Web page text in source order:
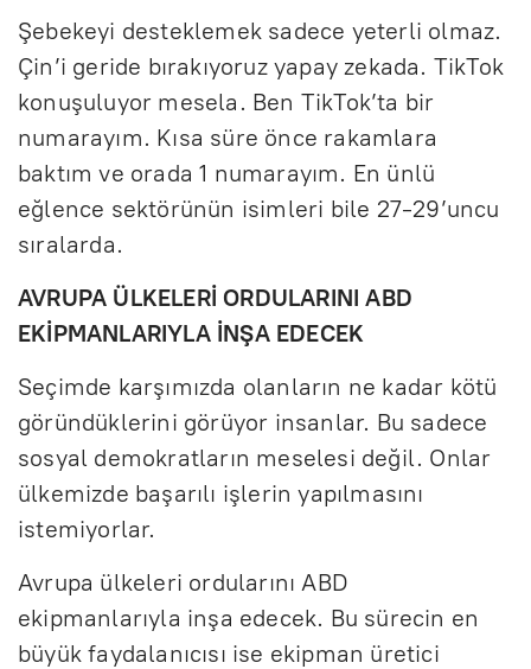
Şebekeyi desteklemek sadece yeterli olmaz.
Çin’i geride bırakıyoruz yapay zekada. TikTok
konuşuluyor mesela. Ben TikTok’ta bir
numarayım. Kısa süre önce rakamlara
baktım ve orada 1 numarayım. En ünlü
eğlence sektörünün isimleri bile 27-29’uncu
sıralarda.
AVRUPA ÜLKELERİ ORDULARINI ABD
EKİPMANLARIYLA İNŞA EDECEK
Seçimde karşımızda olanların ne kadar kötü
göründüklerini görüyor insanlar. Bu sadece
sosyal demokratların meselesi değil. Onlar
ülkemizde başarılı işlerin yapılmasını
istemiyorlar.
Avrupa ülkeleri ordularını ABD
ekipmanlarıyla inşa edecek. Bu sürecin en
büyük faydalanıcısı ise ekipman üretici